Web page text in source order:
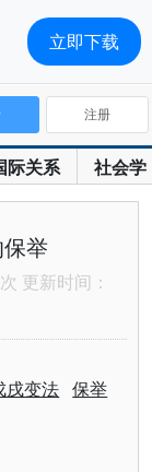
际关系 社会学
注册
举
更新时间：
戌变法 保举
立即下载